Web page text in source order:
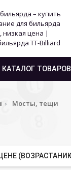
КАТАЛОГ ТОВАРОВ
Мосты, тещи